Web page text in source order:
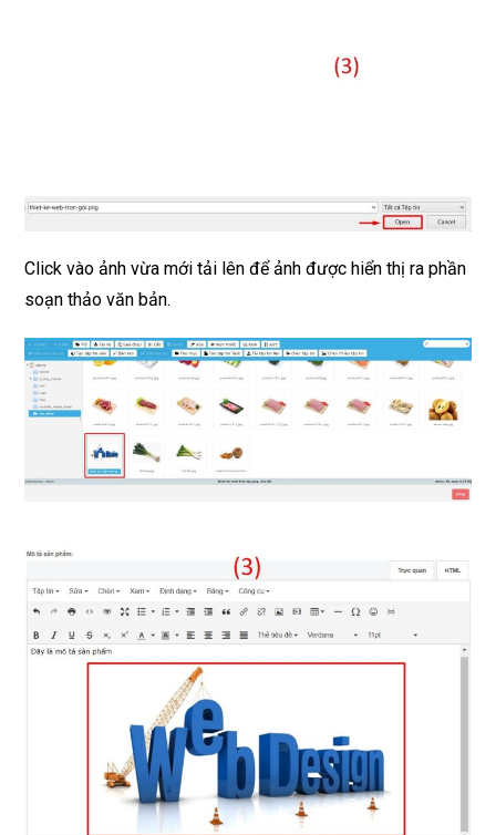
Click vào ảnh vừa mới tải lên để ảnh được hiển thị ra phần
soạn thảo văn bản.